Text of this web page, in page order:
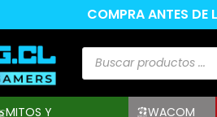
COMPRA ANTES DE
MITOS Y
WACOM